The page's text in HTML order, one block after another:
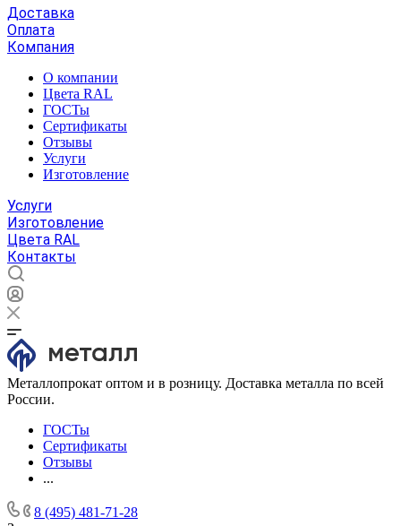
Доставка
Оплата
Компания
О компании
Цвета RAL
ГОСТы
Сертификаты
Отзывы
Услуги
Изготовление
Услуги
Изготовление
Цвета RAL
Контакты
Металлопрокат оптом и в розницу. Доставка металла по всей
России.
ГОСТы
Сертификаты
Отзывы
...
8 (495) 481-71-28